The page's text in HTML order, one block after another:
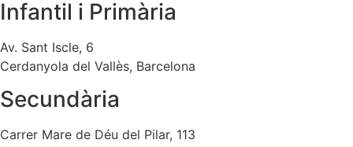
Infantil i Primària
Av. Sant Iscle, 6
Cerdanyola del Vallès, Barcelona
Secundària
Carrer Mare de Déu del Pilar, 113